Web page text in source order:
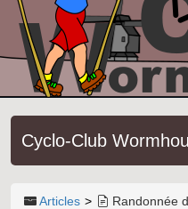
Cyclo-Club
Articles Randonnée